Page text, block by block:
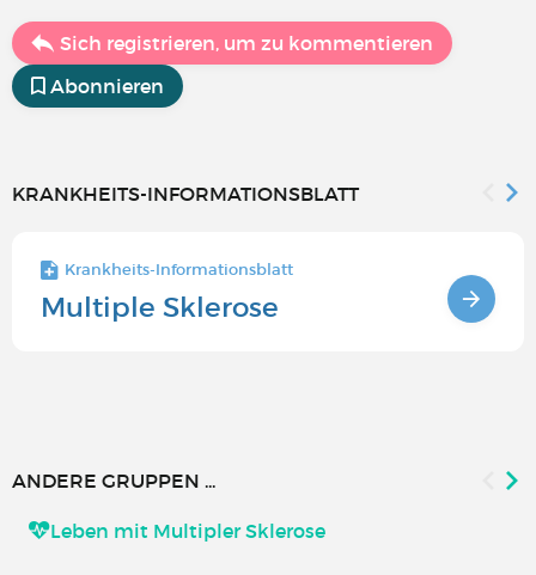
Sich registrieren, um zu kommentieren
Abonnieren
KRANKHEITS-INFORMATIONSBLATT
Krankheits-Informationsblatt
Multiple Sklerose
ANDERE GRUPPEN ...
Leben mit Multipler Sklerose